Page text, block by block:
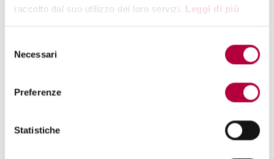
raccolto dal suo utilizzo dei loro servizi. Leggi di più
delNecessari
Preferenze
Statistiche